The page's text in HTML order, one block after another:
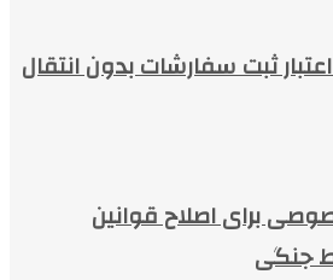
ثبت سفارشات بدون انتقال
برای اصلاح قوانین
جنگی